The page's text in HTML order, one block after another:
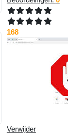
168
Verwijder